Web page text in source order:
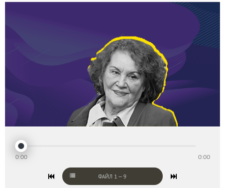
0:00 0:00
ФАЙЛ 1 — 9